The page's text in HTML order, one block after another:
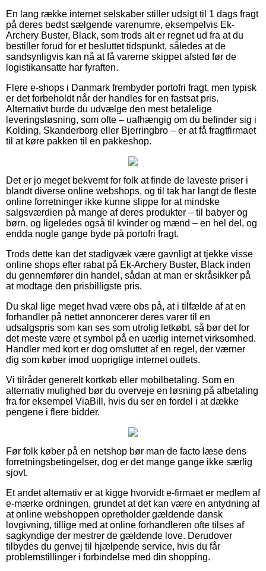
En lang række internet selskaber stiller udsigt til 1 dags fragt
på deres bedst sælgende varenumre, eksempelvis Ek-
Archery Buster, Black, som trods alt er regnet ud fra at du
bestiller forud for et besluttet tidspunkt, således at de
sandsynligvis kan nå at få varerne skippet afsted før de
logistikansatte har fyraften.
Flere e-shops i Danmark frembyder portofri fragt, men typisk
er det forbeholdt når der handles for en fastsat pris.
Alternativt burde du udvælge den mest betalelige
leveringsløsning, som ofte – uafhængig om du befinder sig i
Kolding, Skanderborg eller Bjerringbro – er at få fragtfirmaet
til at køre pakken til en pakkeshop.
Det er jo meget bekvemt for folk at finde de laveste priser i
blandt diverse online webshops, og til tak har langt de fleste
online forretninger ikke kunne slippe for at mindske
salgsværdien på mange af deres produkter – til babyer og
børn, og ligeledes også til kvinder og mænd – en hel del, og
endda nogle gange byde på portofri fragt.
Trods dette kan det stadigvæk være gavnligt at tjekke visse
online shops efter rabat på Ek-Archery Buster, Black inden
du gennemfører din handel, sådan at man er skråsikker på
at modtage den prisbilligste pris.
Du skal lige meget hvad være obs på, at i tilfælde af at en
forhandler på nettet annoncerer deres varer til en
udsalgspris som kan ses som utrolig letkøbt, så bør det for
det meste være et symbol på en uærlig internet virksomhed.
Handler med kort er dog omsluttet af en regel, der værner
dig som køber imod uoprigtige internet outlets.
Vi tilråder generelt kortkøb eller mobilbetaling. Som en
alternativ mulighed bør du overveje en løsning på afbetaling
fra for eksempel ViaBill, hvis du ser en fordel i at dække
pengene i flere bidder.
Før folk køber på en netshop bør man de facto læse dens
forretningsbetingelser, dog er det mange gange ikke særlig
sjovt.
Et andet alternativ er at kigge hvorvidt e-firmaet er medlem af
e-mærke ordningen, grundet at det kan være en antydning af
at online webshoppen opretholder gældende dansk
lovgivning, tillige med at online forhandleren ofte tilses af
sagkyndige der mestrer de gældende love. Derudover
tilbydes du genvej til hjælpende service, hvis du får
problemstillinger i forbindelse med din shopping.